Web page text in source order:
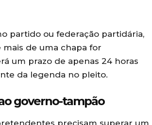
partido ou federação partidária,
de uma chapa for
um prazo de apenas 24 horas
da legenda no pleito.
governo-tampão